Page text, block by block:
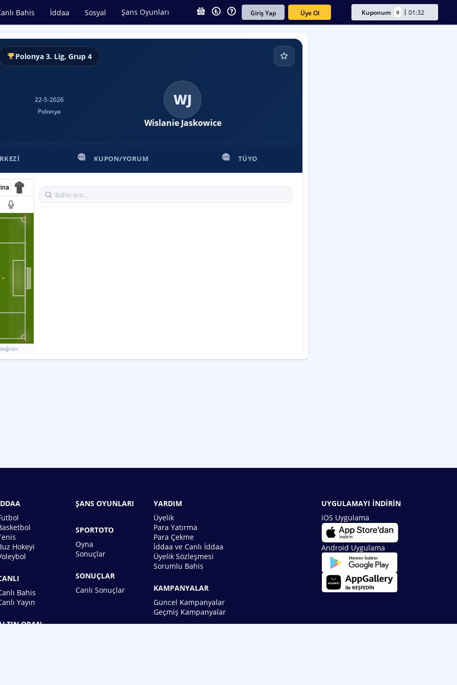
Bahis İddaa Sosyal Şans Oyunları Giriş Yap Üye Ol Kuponum 0 01:32
Polonya 3. Lig, Grup 4
22-5-2026
Polonya
WJ
Wislanie Jaskowice
KUPON/YORUM TÜYO
40%
3
Hokeyi
Bahis
Yayın
ORAN
ŞANS OYUNLARI
SPORTOTO
Oyna
Sonuçlar
SONUÇLAR
Canlı Sonuçlar
YARDIM
Üyelik
Para Yatırma
Para Çekme
İddaa ve Canlı İddaa
Üyelik Sözleşmesi
Sorumlu Bahis
KAMPANYALAR
Güncel Kampanyalar
Geçmiş Kampanyalar
UYGULAMAYI İNDİRİN
iOS Uygulama
Android Uygulama